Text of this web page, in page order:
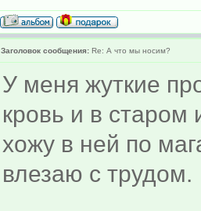
Заголовок сообщения: Re: А что мы носим?
У меня жуткие
кровь и в старом
хожу в ней по
влезаю с трудом.